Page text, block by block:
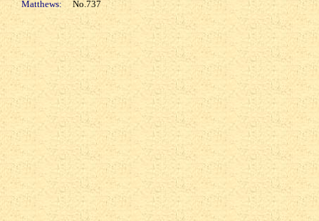
Matthews: No.737